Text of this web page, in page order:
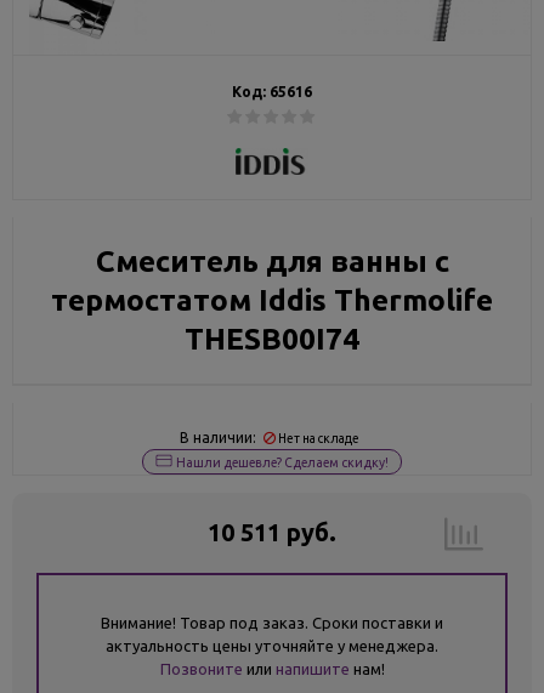
Код: 65616
Смеситель для ванны с
термостатом Iddis Thermolife
THESB00I74
В наличии: Нет на складе
Нашли дешевле? Сделаем скидку!
10 511 руб.
Внимание! Товар под заказ. Сроки поставки и
актуальность цены уточняйте у менеджера.
Позвоните или напишите нам!